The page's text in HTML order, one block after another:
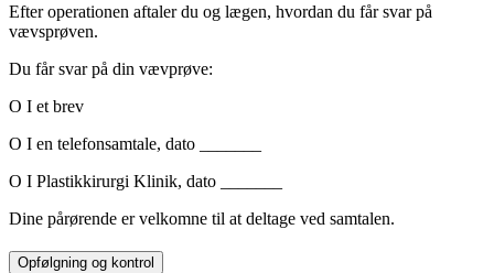
Efter operationen aftaler du og lægen, hvordan du får svar på
vævsprøven.
Du får svar på din vævprøve:
O I et brev
O I en telefonsamtale, dato _______
O I Plastikkirurgi Klinik, dato _______
Dine pårørende er velkomne til at deltage ved samtalen.
Opfølgning og kontrol